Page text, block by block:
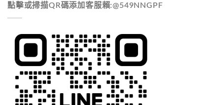
點擊或掃描QR碼添加客服賴:@549NNGPF